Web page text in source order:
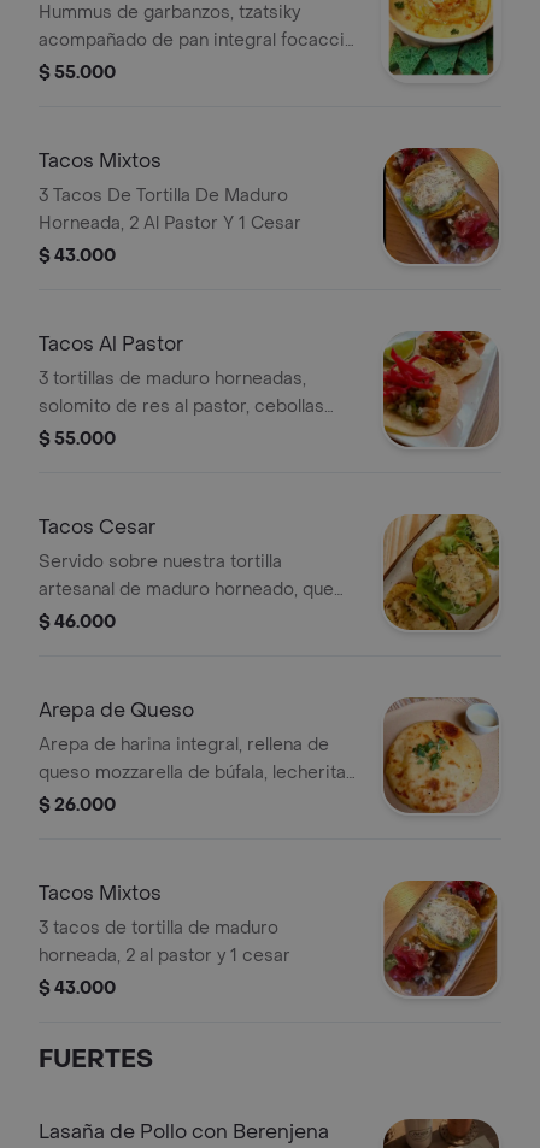
Hummus de garbanzos, tzatsiky
acompañado de pan integral focaccia
de espinaca.
$ 55.000
Tacos Mixtos
3 Tacos De Tortilla De Maduro
Horneada, 2 Al Pastor Y 1 Cesar
$ 43.000
Tacos Al Pastor
3 tortillas de maduro horneadas,
solomito de res al pastor, cebollas
encurtidas, pico de gallo de cebolla y
$ 55.000
Tacos Cesar
Servido sobre nuestra tortilla
artesanal de maduro horneado, que
envuelve una fresca ensalada césar
casa sin aditivos ni inyecciones, y
nuestro crocante de panko de pan
masa madre con ajos rostizados, y
mayonesa de la casa
$ 46.000
Arepa de Queso
Arepa de harina integral, rellena de
queso mozzarella de búfala, lecherita
de almendras.
$ 26.000
Tacos Mixtos
3 tacos de tortilla de maduro
horneada, 2 al pastor y 1 cesar
$ 43.000
FUERTES
Lasaña de Pollo con Berenjena